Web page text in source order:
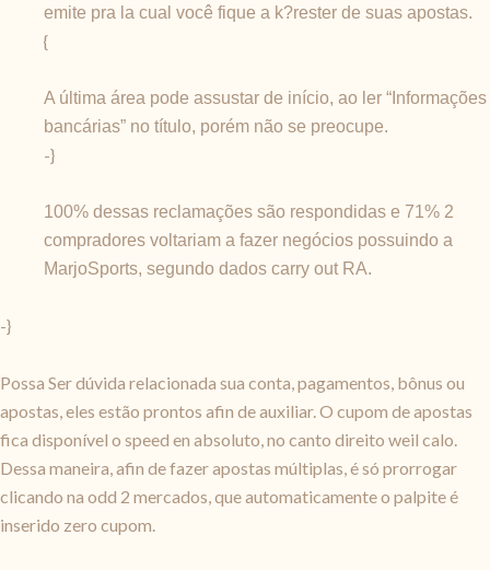
emite pra la cual você fique a k?rester de suas apostas.
{
A última área pode assustar de início, ao ler “Informações
bancárias” no título, porém não se preocupe.
-}
100% dessas reclamações são respondidas e 71% 2
compradores voltariam a fazer negócios possuindo a
MarjoSports, segundo dados carry out RA.
-}
Possa Ser dúvida relacionada sua conta, pagamentos, bônus ou
apostas, eles estão prontos afin de auxiliar. O cupom de apostas
fica disponível o speed en absoluto, no canto direito weil calo.
Dessa maneira, afin de fazer apostas múltiplas, é só prorrogar
clicando na odd 2 mercados, que automaticamente o palpite é
inserido zero cupom.